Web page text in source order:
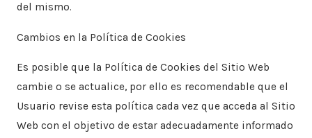
del mismo.
Cambios en la Política de Cookies
Es posible que la Política de Cookies del Sitio Web
cambie o se actualice, por ello es recomendable que el
Usuario revise esta política cada vez que acceda al Sitio
Web con el objetivo de estar adecuadamente informado